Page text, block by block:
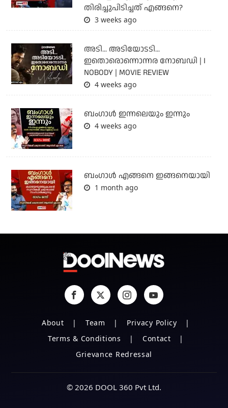
തിരിച്ചുപിടിച്ചത് എങ്ങനെ?
3 weeks ago
അടി... അടിയോടടി...
ഇതൊരൊന്നൊന്നര നോബഡി | I
NOBODY | MOVIE REVIEW
4 weeks ago
ബംഗാള്‍ ഇന്നലെയും ഇന്നും
4 weeks ago
ബം​ഗാൾ എങ്ങനെ ഇങ്ങനെയായി
1 month ago
About Team
Privacy Policy
Terms & Conditions
Contact
Grievance Redressal
© 2026 DOOL 360 Pvt Ltd.